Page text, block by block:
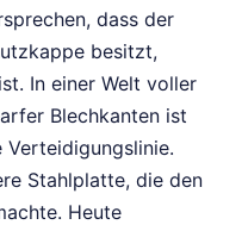
dass der
besitzt,
In einer Welt voller
Blechkanten ist
Stahlplatte, die den
Heute